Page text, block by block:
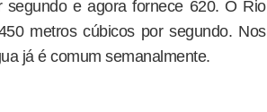
e agora fornece 620. O Rio
metros cúbicos por segundo. Nos
já é comum semanalmente.